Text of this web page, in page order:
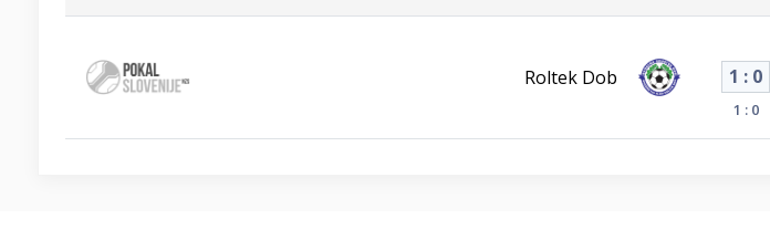
Roltek Dob 1 : 0
1 : 0